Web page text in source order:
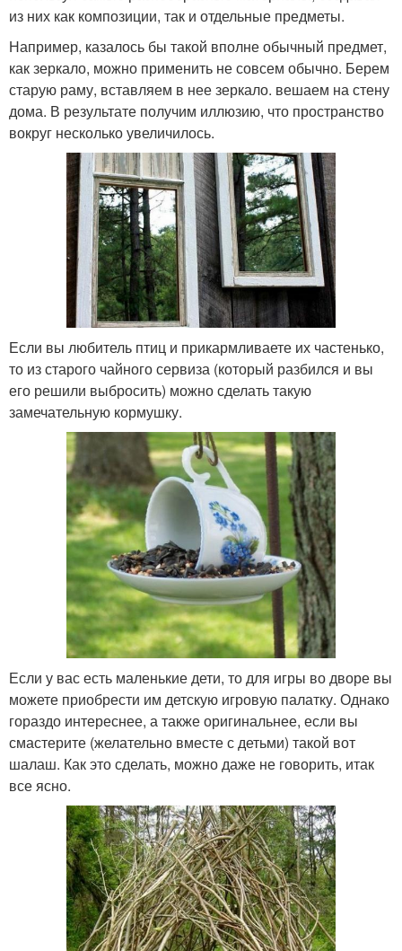
из них как композиции, так и отдельные предметы.
Например, казалось бы такой вполне обычный предмет,
как зеркало, можно применить не совсем обычно. Берем
старую раму, вставляем в нее зеркало. вешаем на стену
дома. В результате получим иллюзию, что пространство
вокруг несколько увеличилось.
Если вы любитель птиц и прикармливаете их частенько,
то из старого чайного сервиза (который разбился и вы
его решили выбросить) можно сделать такую
замечательную кормушку.
Если у вас есть маленькие дети, то для игры во дворе вы
можете приобрести им детскую игровую палатку. Однако
гораздо интереснее, а также оригинальнее, если вы
смастерите (желательно вместе с детьми) такой вот
шалаш. Как это сделать, можно даже не говорить, итак
все ясно.